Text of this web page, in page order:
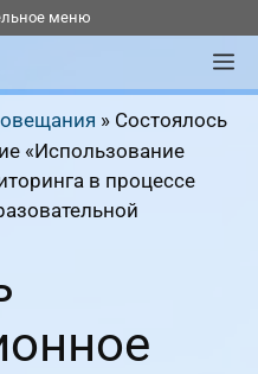
меню
» Состоялось
«Использование
в процессе